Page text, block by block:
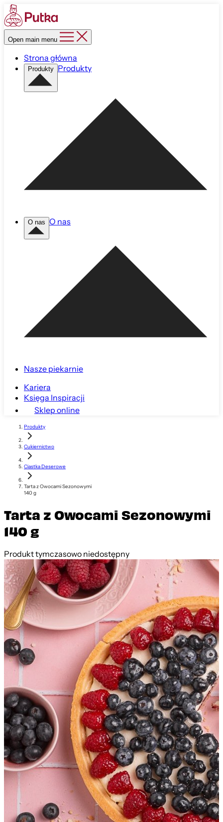
Open main menu
Strona główna
Produkty Produkty
O nas O nas
Nasze piekarnie
Kariera
Księga Inspiracji
Sklep online
Produkty
Cukiernictwo
Ciastka Deserowe
Tarta z Owocami Sezonowymi
140 g
Tarta z Owocami Sezonowymi
140 g
Produkt tymczasowo niedostępny